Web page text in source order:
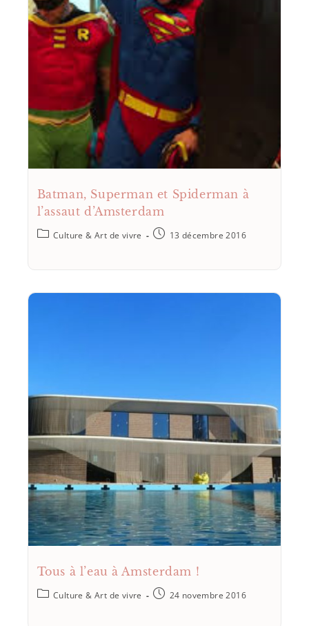
Batman, Superman et Spiderman à
l’assaut d’Amsterdam
Culture & Art de vivre 13 décembre 2016
Tous à l’eau à Amsterdam !
Culture & Art de vivre 24 novembre 2016